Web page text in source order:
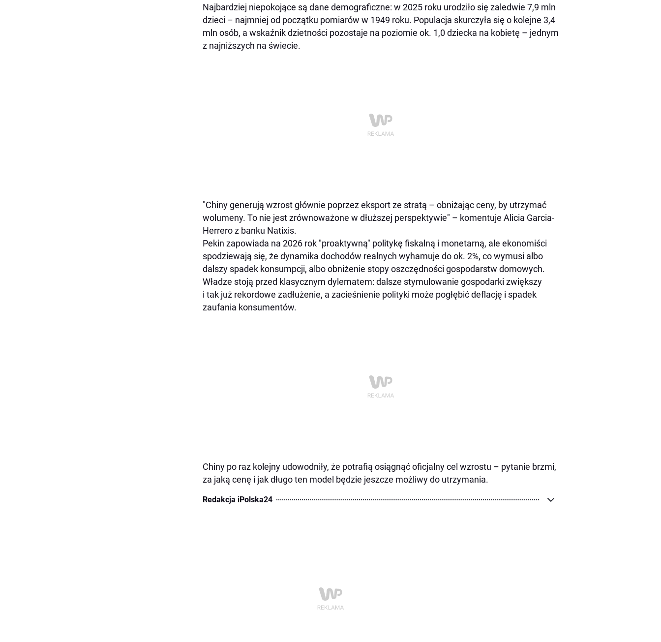
Najbardziej niepokojące są dane demograficzne: w 2025 roku urodziło się zaledwie 7,9 mln
dzieci – najmniej od początku pomiarów w 1949 roku. Populacja skurczyła się o kolejne 3,4
mln osób, a wskaźnik dzietności pozostaje na poziomie ok. 1,0 dziecka na kobietę – jednym
z najniższych na świecie.
"Chiny generują wzrost głównie poprzez eksport ze stratą – obniżając ceny, by utrzymać
wolumeny. To nie jest zrównoważone w dłuższej perspektywie" – komentuje Alicia Garcia-
Herrero z banku Natixis.
Pekin zapowiada na 2026 rok "proaktywną" politykę fiskalną i monetarną, ale ekonomiści
spodziewają się, że dynamika dochodów realnych wyhamuje do ok. 2%, co wymusi albo
dalszy spadek konsumpcji, albo obniżenie stopy oszczędności gospodarstw domowych.
Władze stoją przed klasycznym dylematem: dalsze stymulowanie gospodarki zwiększy
i tak już rekordowe zadłużenie, a zacieśnienie polityki może pogłębić deflację i spadek
zaufania konsumentów.
Chiny po raz kolejny udowodniły, że potrafią osiągnąć oficjalny cel wzrostu – pytanie brzmi,
za jaką cenę i jak długo ten model będzie jeszcze możliwy do utrzymania.
Redakcja iPolska24